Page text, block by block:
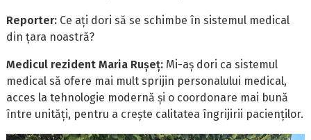
Reporter: Ce ați dori să se schimbe în sistemul medical
din țara noastră?
Medicul rezident Maria Rușeț: Mi-aș dori ca sistemul
medical să ofere mai mult sprijin personalului medical,
acces la tehnologie modernă și o coordonare mai bună
între unități, pentru a crește calitatea îngrijirii pacienților.